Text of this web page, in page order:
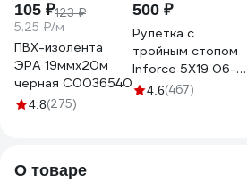
105 ₽123 ₽
5.25 ₽/м
ПВХ-изолента
ЭРА 19ммх20м
черная C0036540
4.8(275)
500 ₽
Рулетка с
тройным стопом
Inforce 5Х19 06-
11-70
4.6(467)
О товаре